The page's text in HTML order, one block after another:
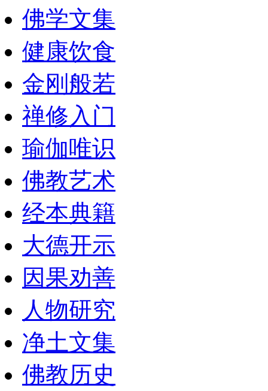
佛学文集
健康饮食
金刚般若
禅修入门
瑜伽唯识
佛教艺术
经本典籍
大德开示
因果劝善
人物研究
净土文集
佛教历史